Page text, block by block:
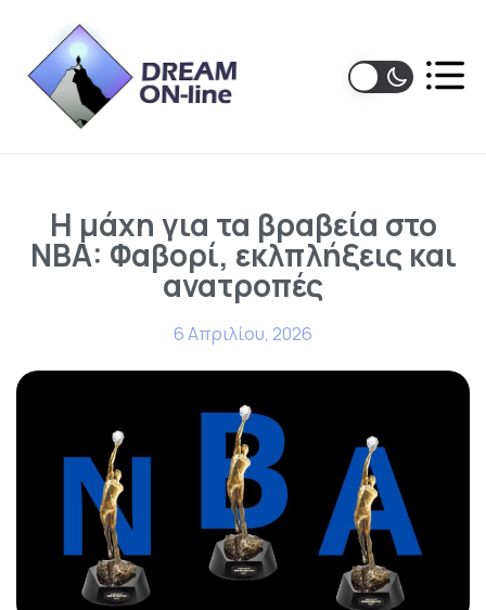
Η μάχη για τα βραβεία στο
NBA: Φαβορί, εκλπλήξεις και
ανατροπές
6 Απριλίου, 2026